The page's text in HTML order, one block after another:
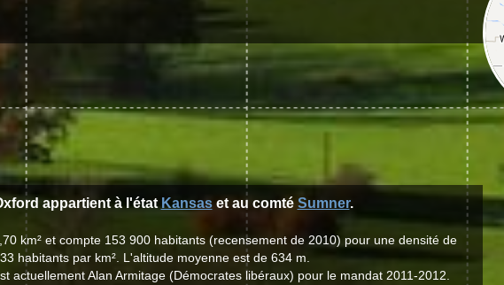
appartient à l'état Kansaset au comté Sumner.
km² et compte 153 900 habitants (recensement de 2010) pour une densité de
habitants par km². L'altitude moyenne est de 634 m.
actuellement Alan Armitage (Démocrates libéraux) pour le mandat 2011-2012.